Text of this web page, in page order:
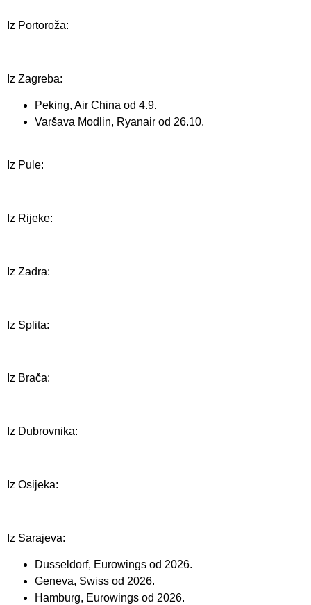
Iz Portoroža:
Iz Zagreba:
Peking, Air China od 4.9.
Varšava Modlin, Ryanair od 26.10.
Iz Pule:
Iz Rijeke:
Iz Zadra:
Iz Splita:
Iz Brača:
Iz Dubrovnika:
Iz Osijeka:
Iz Sarajeva:
Dusseldorf, Eurowings od 2026.
Geneva, Swiss od 2026.
Hamburg, Eurowings od 2026.